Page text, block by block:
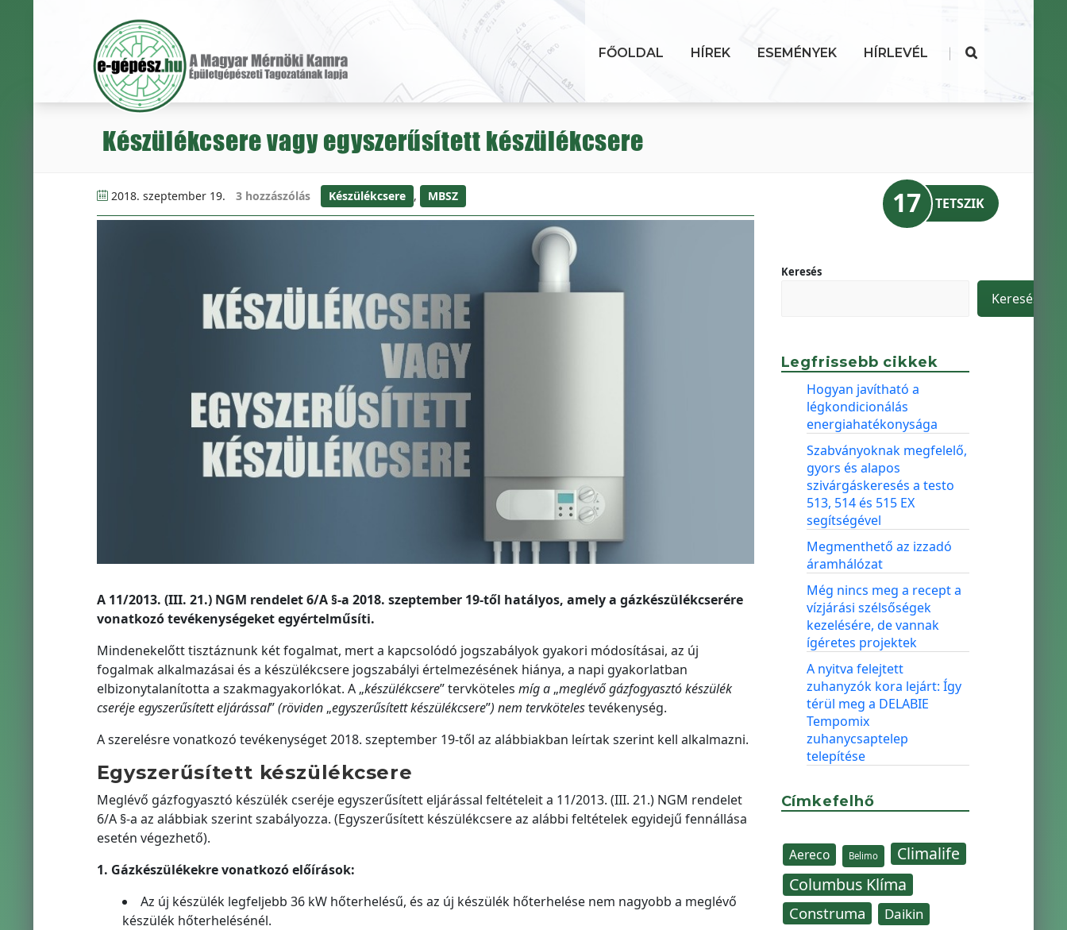
FŐOLDAL HÍREK ESEMÉNYEK HÍRLEVÉL |
Készülékcsere vagy egyszerűsített készülékcsere
2018. szeptember 19. 3 hozzászólás Készülékcsere , MBSZ
A 11/2013. (III. 21.) NGM rendelet 6/A §-a 2018. szeptember 19-től hatályos, amely a gázkészülékcserére
vonatkozó tevékenységeket egyértelműsíti.
Mindenekelőtt tisztáznunk két fogalmat, mert a kapcsolódó jogszabályok gyakori módosításai, az új
fogalmak alkalmazásai és a készülékcsere jogszabályi értelmezésének hiánya, a napi gyakorlatban
elbizonytalanította a szakmagyakorlókat. A „készülékcsere” tervköteles míg a„meglévő gázfogyasztó készülék
cseréje egyszerűsített eljárással”(röviden „egyszerűsített készülékcsere”) nem tervkötelestevékenység.
A szerelésre vonatkozó tevékenységet 2018. szeptember 19-től az alábbiakban leírtak szerint kell alkalmazni.
Egyszerűsített készülékcsere
Meglévő gázfogyasztó készülék cseréje egyszerűsített eljárással feltételeit a 11/2013. (III. 21.) NGM rendelet
6/A §-a az alábbiak szerint szabályozza. (Egyszerűsített készülékcsere az alábbi feltételek egyidejű fennállása
esetén végezhető).
1. Gázkészülékekre vonatkozó előírások:
Az új készülék legfeljebb 36 kW hőterhelésű, és az új készülék hőterhelése nem nagyobb a meglévő
készülék hőterhelésénél.
17 TETSZIK
Keresés
Keresés
Legfrissebb cikkek
Hogyan javítható a
légkondicionálás
energiahatékonysága
Szabványoknak megfelelő,
gyors és alapos
szivárgáskeresés a testo
513, 514 és 515 EX
segítségével
Megmenthető az izzadó
áramhálózat
Még nincs meg a recept a
vízjárási szélsőségek
kezelésére, de vannak
ígéretes projektek
A nyitva felejtett
zuhanyzók kora lejárt: Így
térül meg a DELABIE
Tempomix
zuhanycsaptelep
telepítése
Címkefelhő
Aereco Belimo
Climalife
Columbus Klíma
Construma Daikin